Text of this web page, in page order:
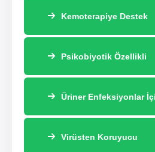
Kemoterapiye Destek
Psikobiyotik Özellikli
Üriner Enfeksiyonlar
Virüsten Koruyucu